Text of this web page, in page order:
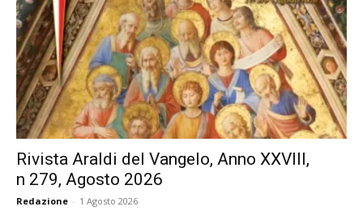
Rivista Araldi del Vangelo, Anno XXVIII,
n 279, Agosto 2026
Redazione - 1 Agosto 2026